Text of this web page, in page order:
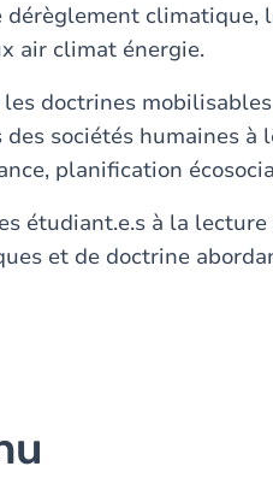
dérèglement climatique,
air climat énergie.
doctrines
sociétés humaines
planification
étudiant.e.s à la
et de doctrine